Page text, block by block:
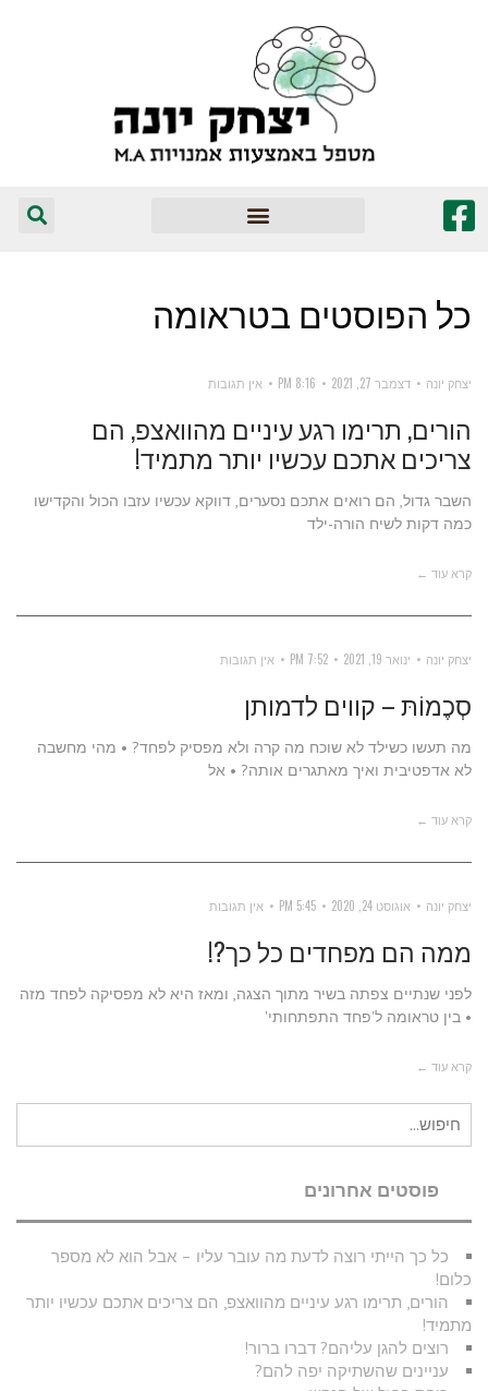
כל הפוסטים בטראומה
יצחק יונה דצמבר 27, 2021 8:16 PM אין תגובות
הורים, תרימו רגע עיניים מהוואצפ, הם
צריכים אתכם עכשיו יותר מתמיד!
השבר גדול, הם רואים אתכם נסערים, דווקא עכשיו עזבו הכול והקדישו
כמה דקות לשיח הורה-ילד
קרא עוד ←
יצחק יונה ינואר 19, 2021 7:52 PM אין תגובות
סְכֶמוֹתּ – קווים לדמותן
מה תעשו כשילד לא שוכח מה קרה ולא מפסיק לפחד? • מהי מחשבה
לא אדפטיבית ואיך מאתגרים אותה? • אל
קרא עוד ←
יצחק יונה אוגוסט 24, 2020 5:45 PM אין תגובות
ממה הם מפחדים כל כך?!
לפני שנתיים צפתה בשיר מתוך הצגה, ומאז היא לא מפסיקה לפחד מזה
• בין טראומה ל'פחד התפתחותי'
קרא עוד ←
עבור:
פוסטים אחרונים
כל כך הייתי רוצה לדעת מה עובר עליו – אבל הוא לא מספר
כלום!
הורים, תרימו רגע עיניים מהוואצפ, הם צריכים אתכם עכשיו יותר
מתמיד!
רוצים להגן עליהם? דברו ברור!
עניינים שהשתיקה יפה להם?